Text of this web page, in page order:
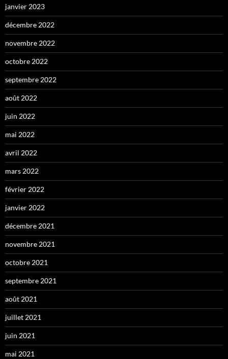
janvier 2023
décembre 2022
novembre 2022
octobre 2022
septembre 2022
août 2022
juin 2022
mai 2022
avril 2022
mars 2022
février 2022
janvier 2022
décembre 2021
novembre 2021
octobre 2021
septembre 2021
août 2021
juillet 2021
juin 2021
mai 2021